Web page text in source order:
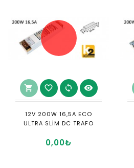
shopping_cart favorite_border sync visibility
12V 200W 16,5A ECO
ULTRA SLİM DC TRAFO
0,00₺